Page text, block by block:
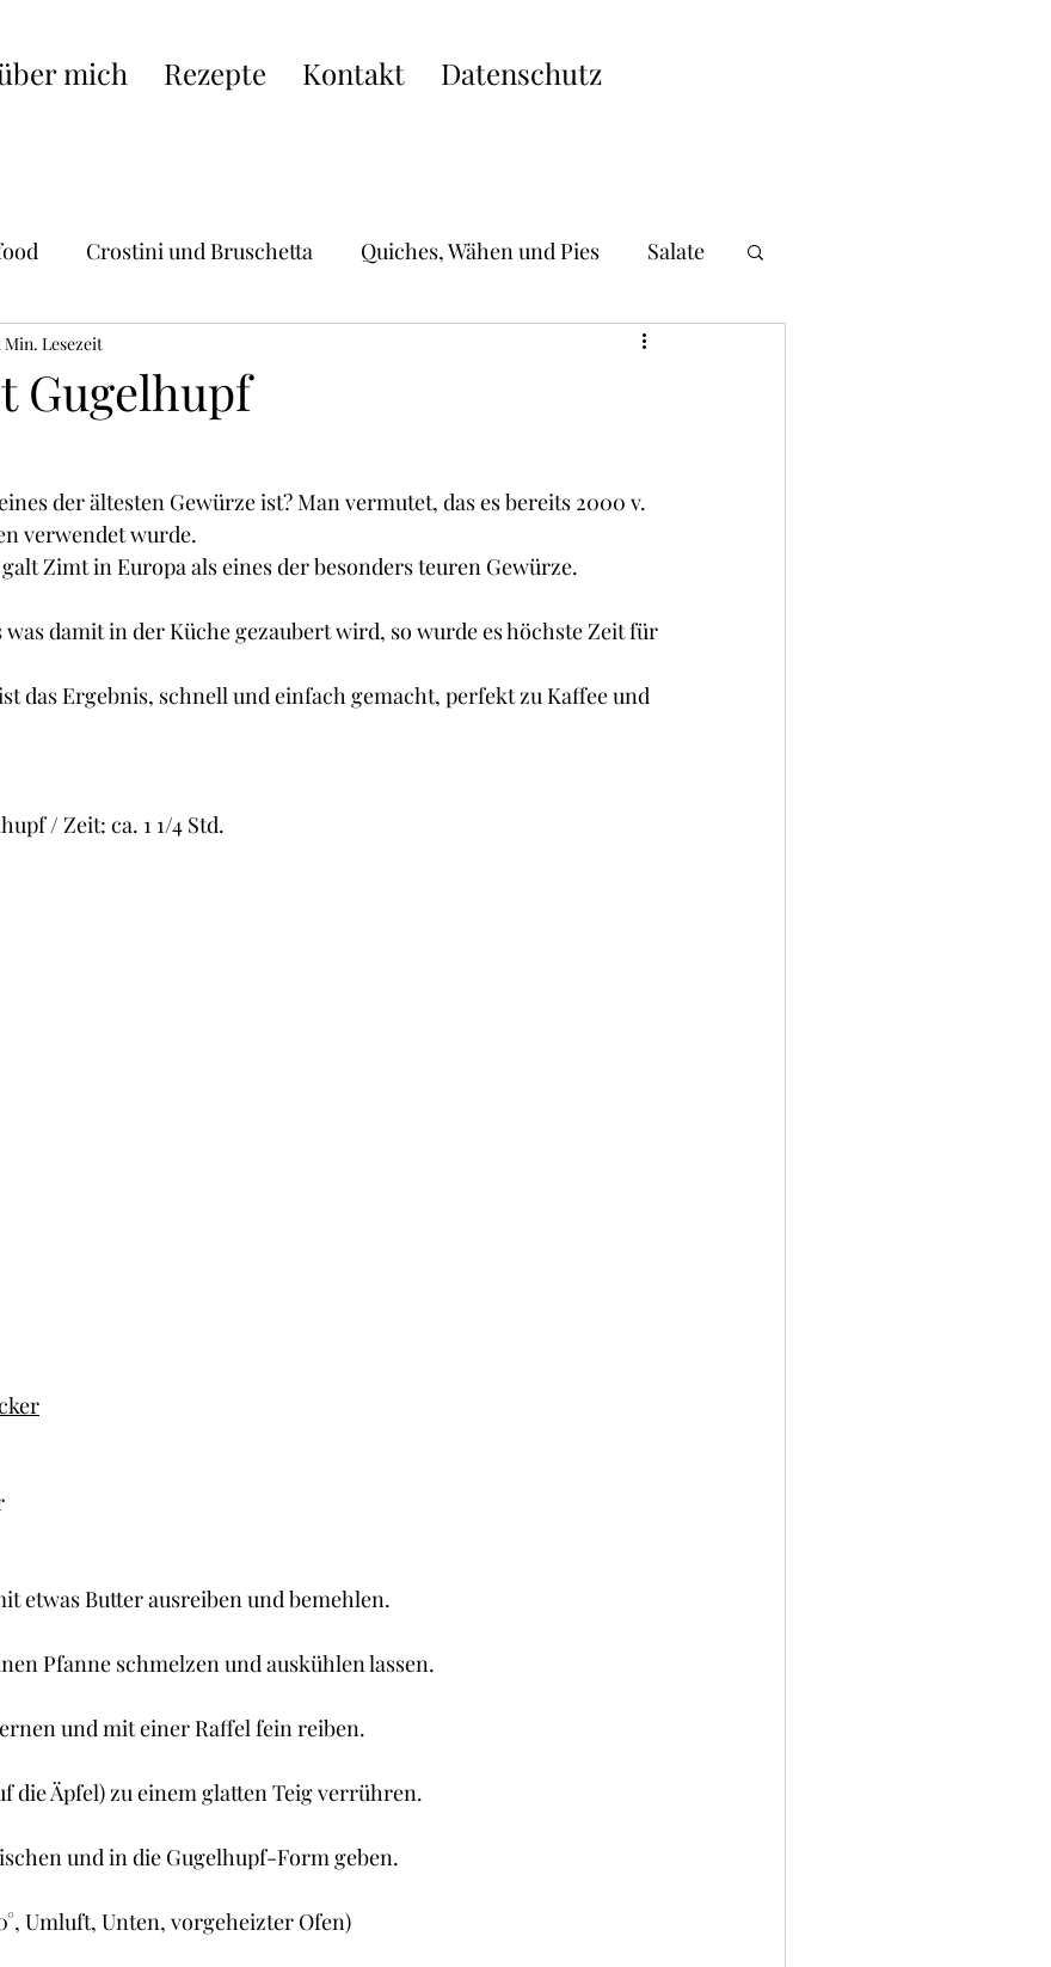
mich Rezepte Kontakt Datenschutz
Crostini und Bruschetta Quiches, Wähen und Pies Salate
Cupcakes und Muffins
Brot Butter Getränke Fisch
Gugelhupf
Min. Lesezeit
der ältesten Gewürze ist? Man vermutet, das es bereits 2000 v.
verwendet wurde.
Zimt in Europa als eines der besonders teuren Gewürze.
damit in der Küche gezaubert wird, so wurde es höchste Zeit für
das Ergebnis, schnell und einfach gemacht, perfekt zu Kaffee und
/ Zeit: ca. 1 1/4 Std.
etwas Butter ausreiben und bemehlen.
Pfanne schmelzen und auskühlen lassen.
und mit einer Raffel fein reiben.
die Äpfel) zu einem glatten Teig verrühren.
und in die Gugelhupf-Form geben.
Umluft, Unten, vorgeheizter Ofen)